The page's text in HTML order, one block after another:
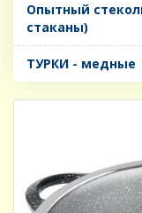
Опытный
стаканы)
ТУРКИ - медные